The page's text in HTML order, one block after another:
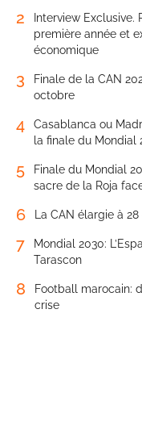
2
Interview
première année et
économique
3
Finale de la CAN
octobre
4
Casablanca ou
la finale du Mondial
5
Finale du Mondial
sacre de la Roja
6 La CAN élargie à
7
Mondial 2030:
Tarascon
8
Football marocain:
crise